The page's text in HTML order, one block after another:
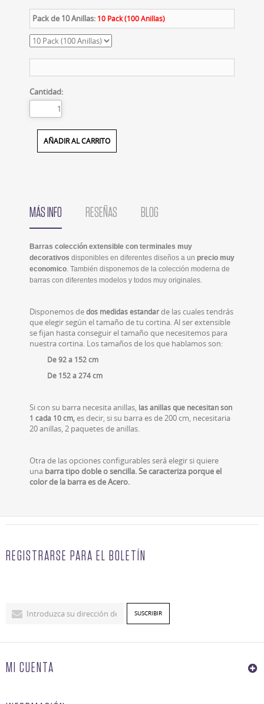
Pack de 10 Anillas: 10 Pack (100 Anillas)
Cantidad:
MÁS INFO RESEÑAS BLOG
Barras colección extensible con terminales muy
decorativos disponibles en diferentes diseños a un precio muy
economico . También disponemos de la colección moderna de
barras con diferentes modelos y todos muy originales.
Disponemos dedos medidas estandarde las cuales tendrás
que elegir según el tamaño de tu cortina. Al ser extensible
se fijan hasta conseguir el tamaño que necesitemos para
nuestra cortina. Los tamaños de los que hablamos son:
De 92 a 152 cm
De 152 a 274 cm
Si con su barra necesita anillas, las anillas que necesitan son
1 cada 10 cm,es decir, si su barra es de 200 cm, necesitaria
20 anillas, 2 paquetes de anillas.
Otra de las opciones configurables será elegir si quiere
una barra tipo doble o sencilla. Se caracteriza porque el
color de la barra es de Acero.
REGISTRARSE PARA EL BOLETÍN
MI CUENTA